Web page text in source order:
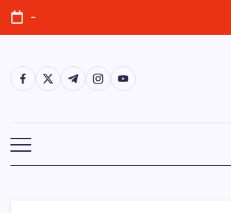
Skip
content
-
https://www.facebook.com/
https://twitter.com/
https://t.me/
https://www.instagram.com/
https://youtube.com/